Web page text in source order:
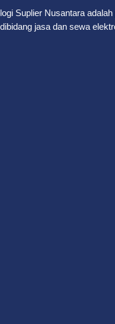
Suplier Nusantara
jasa dan sewa